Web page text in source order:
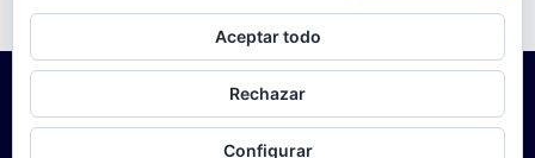
Aceptar todo
Rechazar
Configurar
Para obtener más información, incluido cómo gestionar las cookies,